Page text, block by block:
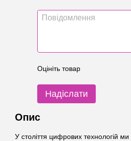
Оцініть товар
Надіслати
Опис
У століття цифрових технологій